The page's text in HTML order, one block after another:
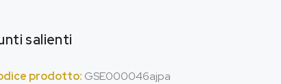
salienti
prodotto: GSE000046ajpa